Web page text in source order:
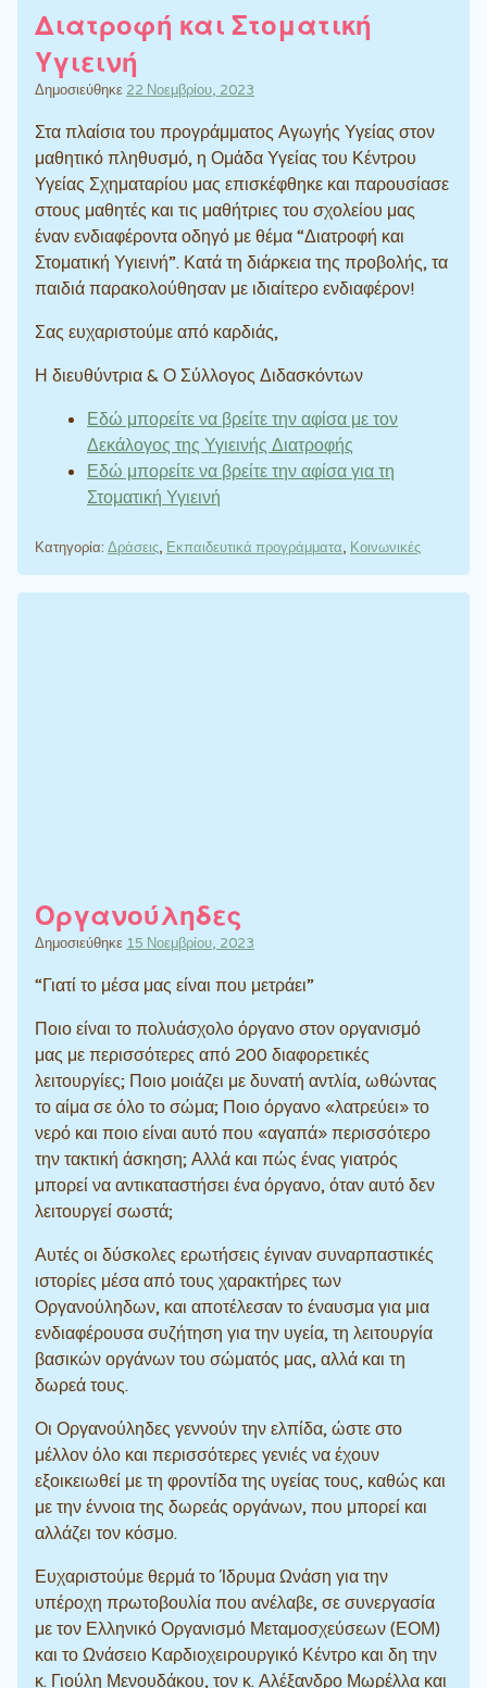
Διατροφή και Στοματική
Υγιεινή
Δημοσιεύθηκε 22 Νοεμβρίου, 2023
Στα πλαίσια του προγράμματος Αγωγής Υγείας στον
μαθητικό πληθυσμό, η Ομάδα Υγείας του Κέντρου
Υγείας Σχηματαρίου μας επισκέφθηκε και παρουσίασε
στους μαθητές και τις μαθήτριες του σχολείου μας
έναν ενδιαφέροντα οδηγό με θέμα “Διατροφή και
Στοματική Υγιεινή”. Κατά τη διάρκεια της προβολής, τα
παιδιά παρακολούθησαν με ιδιαίτερο ενδιαφέρον!
Σας ευχαριστούμε από καρδιάς,
Η διευθύντρια & Ο Σύλλογος Διδασκόντων
Εδώ μπορείτε να βρείτε την αφίσα με τον
Δεκάλογος της Υγιεινής Διατροφής
Εδώ μπορείτε να βρείτε την αφίσα για τη
Στοματική Υγιεινή
Κατηγορία: Δράσεις, Εκπαιδευτικά προγράμματα, Κοινωνικές
Οργανούληδες
Δημοσιεύθηκε 15 Νοεμβρίου, 2023
“Γιατί το μέσα μας είναι που μετράει”
Ποιο είναι το πολυάσχολο όργανο στον οργανισμό
μας με περισσότερες από 200 διαφορετικές
λειτουργίες; Ποιο μοιάζει με δυνατή αντλία, ωθώντας
το αίμα σε όλο το σώμα; Ποιο όργανο «λατρεύει» το
νερό και ποιο είναι αυτό που «αγαπά» περισσότερο
την τακτική άσκηση; Αλλά και πώς ένας γιατρός
μπορεί να αντικαταστήσει ένα όργανο, όταν αυτό δεν
λειτουργεί σωστά;
Αυτές οι δύσκολες ερωτήσεις έγιναν συναρπαστικές
ιστορίες μέσα από τους χαρακτήρες των
Οργανούληδων, και αποτέλεσαν το έναυσμα για μια
ενδιαφέρουσα συζήτηση για την υγεία, τη λειτουργία
βασικών οργάνων του σώματός μας, αλλά και τη
δωρεά τους.
Οι Οργανούληδες γεννούν την ελπίδα, ώστε στο
μέλλον όλο και περισσότερες γενιές να έχουν
εξοικειωθεί με τη φροντίδα της υγείας τους, καθώς και
με την έννοια της δωρεάς οργάνων, που μπορεί και
αλλάζει τον κόσμο.
Ευχαριστούμε θερμά το Ίδρυμα Ωνάση για την
υπέροχη πρωτοβουλία που ανέλαβε, σε συνεργασία
με τον Ελληνικό Οργανισμό Μεταμοσχεύσεων (ΕΟΜ)
και το Ωνάσειο Καρδιοχειρουργικό Κέντρο και δη την
κ. Γιούλη Μενουδάκου, τον κ. Αλέξανδρο Μωρέλλα και